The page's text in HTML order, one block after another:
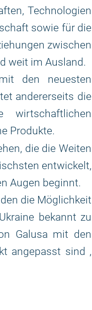
Technologien
sowie für die
zwischen
weit im Ausland.
den neuesten
andererseits die
wirtschaftlichen
Produkte.
die die Weiten
entwickelt,
Augen beginnt.
die Möglichkeit
bekannt zu
Galusa mit den
angepasst sind ,